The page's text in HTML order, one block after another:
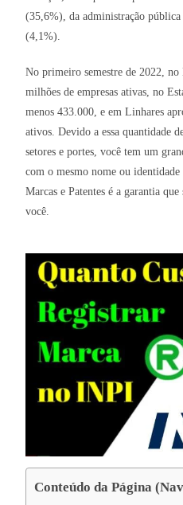
(35,6%), da administração
(4,1%).
No primeiro semestre de 2022,
milhões de empresas ativas, no
menos 433.000, e em Linhares
ativos. Devido a essa quantidade
setores e portes, você tem um
com o mesmo nome ou
Marcas e Patentes é a garantia
você.
Conteúdo da Página